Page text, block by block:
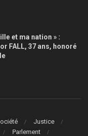
et ma nation » :
FALL, 37 ans, honoré
Justice
Parlement